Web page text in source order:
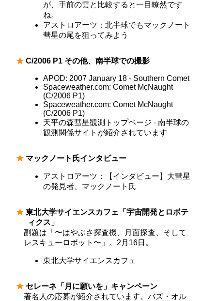
が、手前の雲と比較すると一目瞭然です
ね。
アストロアーツ：北半球でもマックノート
彗星の尾を狙ってみよう
★ C/2006 P1 その他、南半球での撮影
APOD: 2007 January 18 - Southern Comet
Spaceweather.com: Comet McNaught
(C/2006 P1)
Spaceweather.com: Comet McNaught
(C/2006 P1)
天平の森彗星観測トップページ - 南半球の
観測関係サイトが紹介されています
★ マックノート氏インタビュー
アストロアーツ：【インタビュー】大彗星
の発見者、マックノート氏
★ 東北大学サイエンスカフェ「宇宙開発とロボテ
ィクス」
副題は「〜はやぶさ探査機、月面探査、そして
レスキューロボット〜」。2月16日。
東北大学サイエンスカフェ
★ セレーネ「月に願いを」キャンペーン
著名人の応募が紹介されています。バズ・オル